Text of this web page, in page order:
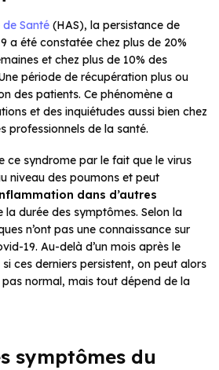
Santé (HAS), la persistance de
a été constatée chez plus de 20%
et chez plus de 10% des
période de récupération plus ou
des patients. Ce phénomène a
et des inquiétudes aussi bien chez
professionnels de la santé.
ce syndrome par le fait que le virus
niveau des poumons et peut
dans d’autres
la durée des symptômes. Selon la
n’ont pas une connaissance sur
19. Au-delà d’un mois après le
ces derniers persistent, on peut alors
pas normal, mais tout dépend de la
symptômes du